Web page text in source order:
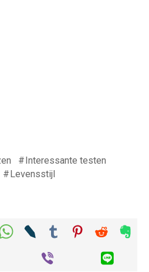
Interessante testen
Levensstijl